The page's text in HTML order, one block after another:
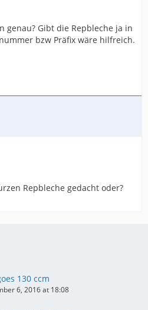
genau? Gibt die Repbleche ja in
bzw Präfix wäre hilfreich.
Repbleche gedacht oder?
130 ccm
6, 2016 at 18:08